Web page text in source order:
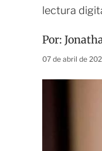
lectura
Por:
07 de abril de